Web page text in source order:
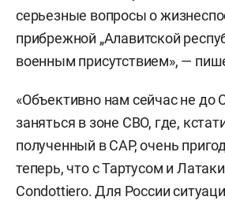
серьезные вопросы о
прибрежной „Алавитской
военным присутствием», —
«Объективно нам сейчас не до
заняться в зоне СВО, где,
полученный в САР, очень
теперь, что с Тартусом и
Condottiero. Для России